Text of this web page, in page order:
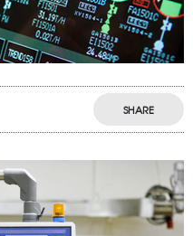
SHARE